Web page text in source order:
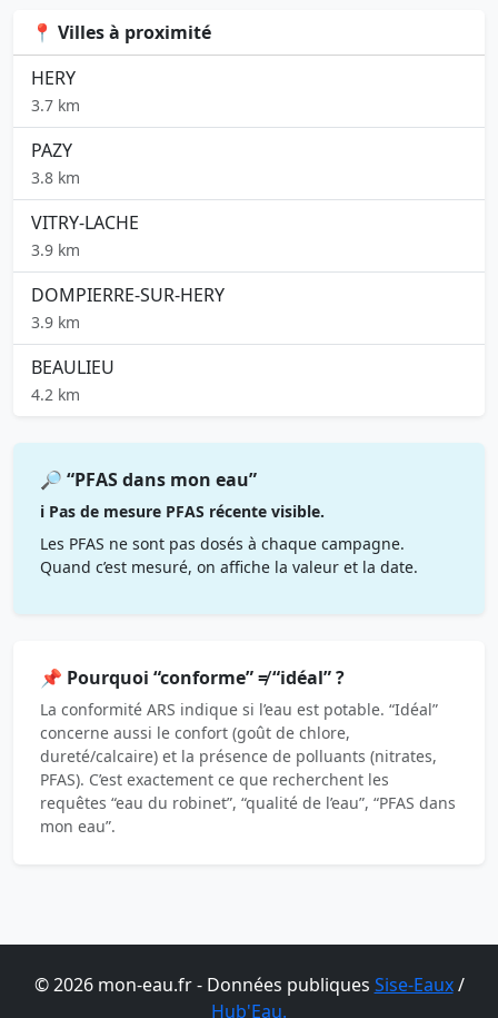
📍 Villes à proximité
HERY
3.7 km
PAZY
3.8 km
VITRY-LACHE
3.9 km
DOMPIERRE-SUR-HERY
3.9 km
BEAULIEU
4.2 km
🔎 “PFAS dans mon eau”
ℹ️ Pas de mesure PFAS récente visible.
Les PFAS ne sont pas dosés à chaque campagne.
Quand c’est mesuré, on affiche la valeur et la date.
📌 Pourquoi “conforme” ≠ “idéal” ?
La conformité ARS indique si l’eau est potable. “Idéal”
concerne aussi le confort (goût de chlore,
dureté/calcaire) et la présence de polluants (nitrates,
PFAS). C’est exactement ce que recherchent les
requêtes “eau du robinet”, “qualité de l’eau”, “PFAS dans
mon eau”.
© 2026 mon-eau.fr - Données publiques Sise-Eaux/
Hub'Eau.